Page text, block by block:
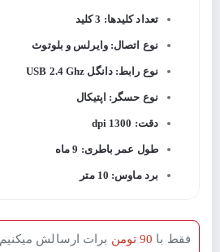
تعداد کلیدها: 3 کلید
نوع اتصال: وایرلس و بلوتوث
نوع رابط: دانگل USB 2.4 Ghz
نوع حسگر: اپتیکال
دقت: 1300 dpi
طول عمر باطری: 9 ماه
برد ماوس: 10 متر
فقط با 90 تومن برات ارسالش میکنیم